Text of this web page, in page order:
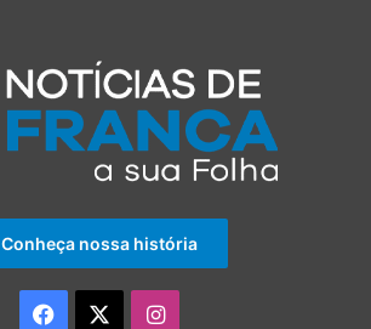
Conheça nossa história
Facebook Instagram